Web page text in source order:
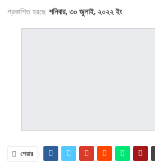
প্রকাশিত হয়ছে শনিবার, ৩০ জুলাই, ২০২২ ইং
শেয়ার